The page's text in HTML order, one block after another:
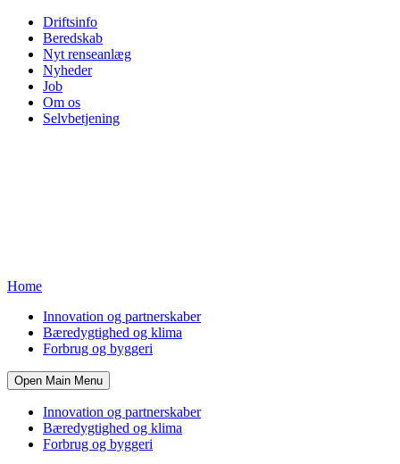
Driftsinfo
Beredskab
Nyt renseanlæg
Nyheder
Job
Om os
Selvbetjening
Home
Innovation og partnerskaber
Bæredygtighed og klima
Forbrug og byggeri
Open Main Menu
Innovation og partnerskaber
Bæredygtighed og klima
Forbrug og byggeri